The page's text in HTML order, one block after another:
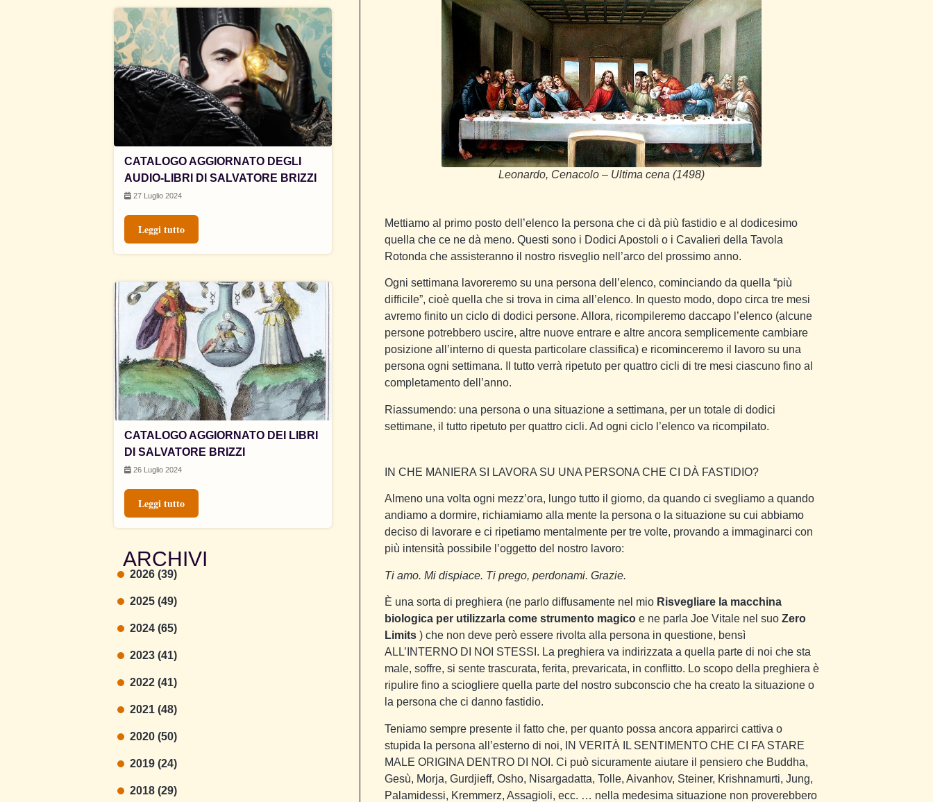
CATALOGO AGGIORNATO DEGLI
AUDIO-LIBRI DI SALVATORE BRIZZI
27 Luglio 2024
Leggi tutto
CATALOGO AGGIORNATO DEI LIBRI
DI SALVATORE BRIZZI
26 Luglio 2024
Leggi tutto
ARCHIVI
2026 (39)
2025 (49)
2024 (65)
2023 (41)
2022 (41)
2021 (48)
2020 (50)
2019 (24)
2018 (29)
Leonardo, Cenacolo – Ultima cena (1498)
Mettiamo al primo posto dell’elenco la persona che ci dà più fastidio e al dodicesimo
quella che ce ne dà meno. Questi sono i Dodici Apostoli o i Cavalieri della Tavola
Rotonda che assisteranno il nostro risveglio nell’arco del prossimo anno.
Ogni settimana lavoreremo su una persona dell’elenco, cominciando da quella “più
difficile”, cioè quella che si trova in cima all’elenco. In questo modo, dopo circa tre mesi
avremo finito un ciclo di dodici persone. Allora, ricompileremo daccapo l’elenco (alcune
persone potrebbero uscire, altre nuove entrare e altre ancora semplicemente cambiare
posizione all’interno di questa particolare classifica) e ricominceremo il lavoro su una
persona ogni settimana. Il tutto verrà ripetuto per quattro cicli di tre mesi ciascuno fino al
completamento dell’anno.
Riassumendo: una persona o una situazione a settimana, per un totale di dodici
settimane, il tutto ripetuto per quattro cicli. Ad ogni ciclo l’elenco va ricompilato.
IN CHE MANIERA SI LAVORA SU UNA PERSONA CHE CI DÀ FASTIDIO?
Almeno una volta ogni mezz’ora, lungo tutto il giorno, da quando ci svegliamo a quando
andiamo a dormire, richiamiamo alla mente la persona o la situazione su cui abbiamo
deciso di lavorare e ci ripetiamo mentalmente per tre volte, provando a immaginarci con
più intensità possibile l’oggetto del nostro lavoro:
Ti amo. Mi dispiace. Ti prego, perdonami. Grazie.
È una sorta di preghiera (ne parlo diffusamente nel mio Risvegliare la macchina
biologica per utilizzarla come strumento magicoe ne parla Joe Vitale nel suo Zero
Limits) che non deve però essere rivolta alla persona in questione, bensì
ALL’INTERNO DI NOI STESSI. La preghiera va indirizzata a quella parte di noi che sta
male, soffre, si sente trascurata, ferita, prevaricata, in conflitto. Lo scopo della preghiera è
ripulire fino a sciogliere quella parte del nostro subconscio che ha creato la situazione o
la persona che ci danno fastidio.
Teniamo sempre presente il fatto che, per quanto possa ancora apparirci cattiva o
stupida la persona all’esterno di noi, IN VERITÀ IL SENTIMENTO CHE CI FA STARE
MALE ORIGINA DENTRO DI NOI. Ci può sicuramente aiutare il pensiero che Buddha,
Gesù, Morja, Gurdjieff, Osho, Nisargadatta, Tolle, Aivanhov, Steiner, Krishnamurti, Jung,
Palamidessi, Kremmerz, Assagioli, ecc. … nella medesima situazione non proverebbero